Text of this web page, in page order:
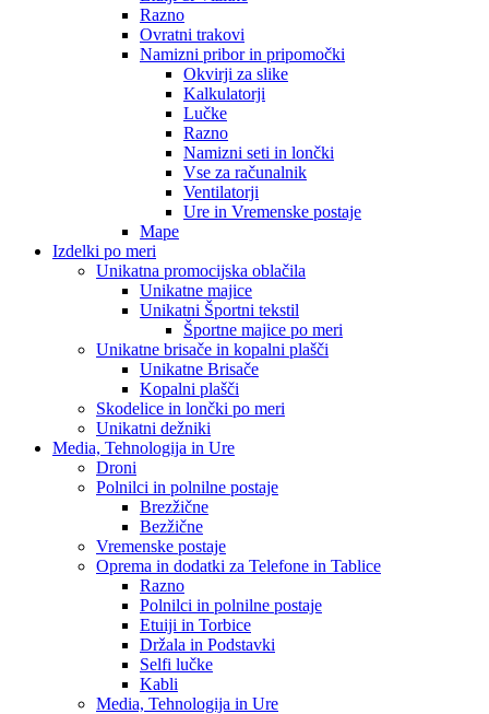
Razno
Ovratni trakovi
Namizni pribor in pripomočki
Okvirji za slike
Kalkulatorji
Lučke
Razno
Namizni seti in lončki
Vse za računalnik
Ventilatorji
Ure in Vremenske postaje
Mape
Izdelki po meri
Unikatna promocijska oblačila
Unikatne majice
Unikatni Športni tekstil
Športne majice po meri
Unikatne brisače in kopalni plašči
Unikatne Brisače
Kopalni plašči
Skodelice in lončki po meri
Unikatni dežniki
Media, Tehnologija in Ure
Droni
Polnilci in polnilne postaje
Brezžične
Bezžične
Vremenske postaje
Oprema in dodatki za Telefone in Tablice
Razno
Polnilci in polnilne postaje
Etuiji in Torbice
Držala in Podstavki
Selfi lučke
Kabli
Media, Tehnologija in Ure